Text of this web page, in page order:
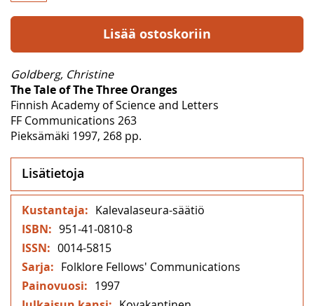
Lisää ostoskoriin
Goldberg, Christine
The Tale of The Three Oranges
Finnish Academy of Science and Letters
FF Communications 263
Pieksämäki 1997, 268 pp.
Lisätietoja
Lisätietoja
Kalevalaseura-säätiö
951-41-0810-8
0014-5815
Folklore Fellows' Communications
1997